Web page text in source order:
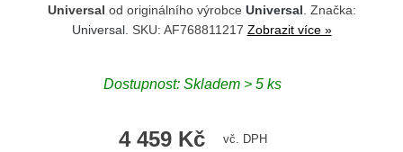
Universal od originálního výrobce Universal . Značka:
Universal. SKU: AF768811217 Zobrazit více »
Dostupnost: Skladem > 5 ks
4 459 Kč vč. DPH